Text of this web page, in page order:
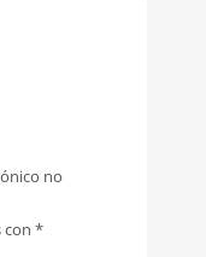
no
con *